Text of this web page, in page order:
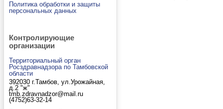
Политика обработки и защиты
персональных данных
Контролирующие
организации
Территориальный орган
Росздравнадзора по Тамбовской
области
392030 г.Тамбов, ул.Урожайная,
д.2 "ж"
tmb.zdravnadzor@mail.ru
(4752)63-32-14